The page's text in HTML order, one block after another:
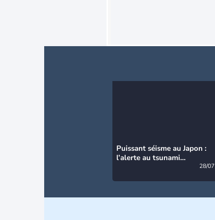
Puissant séisme au Japon :
l’alerte au tsunami
28/07